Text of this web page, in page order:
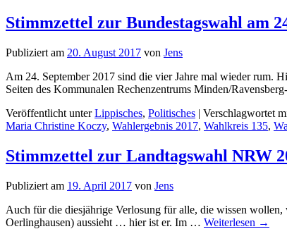
Stimmzettel zur Bundestagswahl am
Publiziert am 20. August 2017 von Jens
Am 24. September 2017 sind die vier Jahre mal wieder rum.
Seiten des Kommunalen Rechenzentrums Minden/
Veröffentlicht unter Lippisches, Politisches | Verschlagwortet
Maria Christine Koczy, Wahlergebnis 2017, Wahlkreis 135,
Stimmzettel zur Landtagswahl NRW
Publiziert am 19. April 2017 von Jens
Auch für die diesjährige Verlosung für alle, die wissen
Oerlinghausen) aussieht … hier ist er. Im … Weiterlesen →